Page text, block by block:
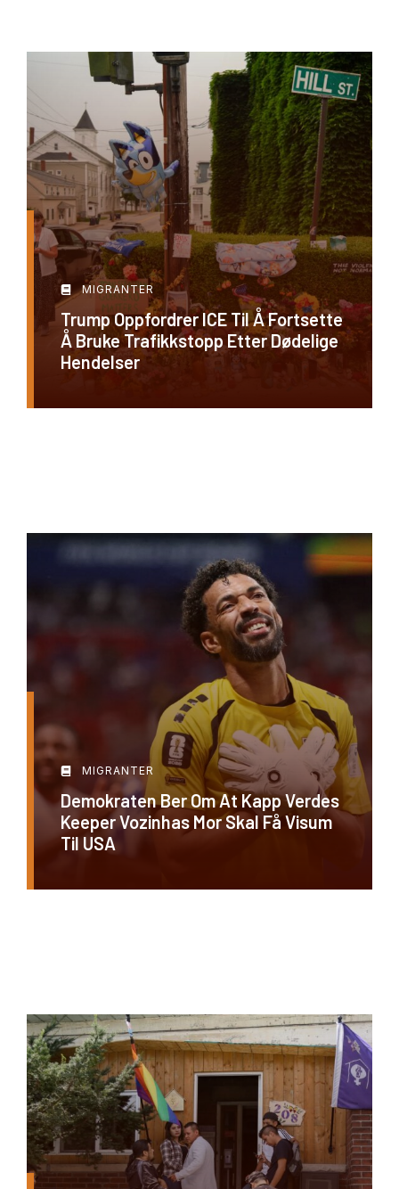
MIGRANTER
Trump Oppfordrer ICE Til Å Fortsette
Å Bruke Trafikkstopp Etter Dødelige
Hendelser
MIGRANTER
Demokraten Ber Om At Kapp Verdes
Keeper Vozinhas Mor Skal Få Visum
Til USA